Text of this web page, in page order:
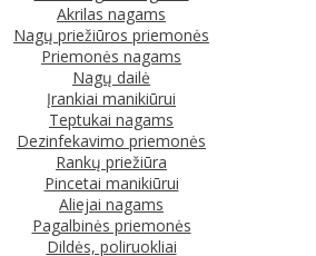
Akrilas nagams
Nagų priežiūros priemonės
Priemonės nagams
Nagų dailė
Įrankiai manikiūrui
Teptukai nagams
Dezinfekavimo priemonės
Rankų priežiūra
Pincetai manikiūrui
Aliejai nagams
Pagalbinės priemonės
Dildės, poliruokliai